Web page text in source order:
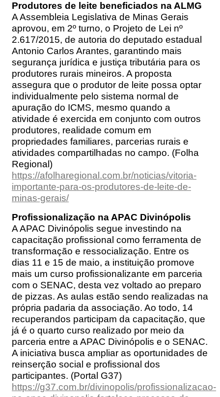
Produtores de leite beneficiados na ALMG
A Assembleia Legislativa de Minas Gerais
aprovou, em 2º turno, o Projeto de Lei nº
2.617/2015, de autoria do deputado estadual
Antonio Carlos Arantes, garantindo mais
segurança jurídica e justiça tributária para os
produtores rurais mineiros. A proposta
assegura que o produtor de leite possa optar
individualmente pelo sistema normal de
apuração do ICMS, mesmo quando a
atividade é exercida em conjunto com outros
produtores, realidade comum em
propriedades familiares, parcerias rurais e
atividades compartilhadas no campo. (Folha
Regional)
https://afolharegional.com.br/noticias/vitoria-
importante-para-os-produtores-de-leite-de-
minas-gerais/
Profissionalização na APAC Divinópolis
A APAC Divinópolis segue investindo na
capacitação profissional como ferramenta de
transformação e ressocialização. Entre os
dias 11 e 15 de maio, a instituição promove
mais um curso profissionalizante em parceria
com o SENAC, desta vez voltado ao preparo
de pizzas. As aulas estão sendo realizadas na
própria padaria da associação. Ao todo, 14
recuperandos participam da capacitação, que
já é o quarto curso realizado por meio da
parceria entre a APAC Divinópolis e o SENAC.
A iniciativa busca ampliar as oportunidades de
reinserção social e profissional dos
participantes. (Portal G37)
https://g37.com.br/divinopolis/profissionalizacao-